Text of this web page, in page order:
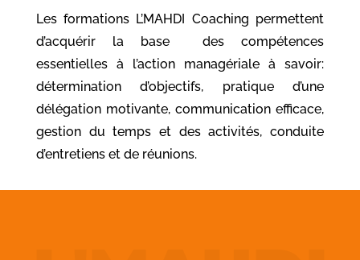
Les formations L’MAHDI Coaching permettent
d’acquérir la base des compétences
essentielles à l’action managériale à savoir:
détermination d’objectifs, pratique d’une
délégation motivante, communication efficace,
gestion du temps et des activités, conduite
d’entretiens et de réunions.